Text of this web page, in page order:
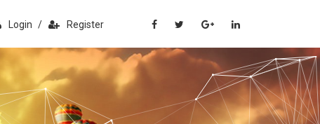
Login / Register